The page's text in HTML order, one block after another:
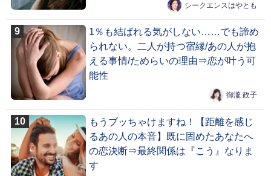
シークエンスはやとも
1％も結ばれる気がしない……でも諦め
られない。二人が持つ宿縁/あの人が抱
える事情/ためらいの理由⇒恋が叶う可
能性
御瀧 政子
もうブッちゃけますね！【距離を感じ
るあの人の本音】既に固めたあなたへ
の恋決断⇒最終関係は『こう』なりま
す